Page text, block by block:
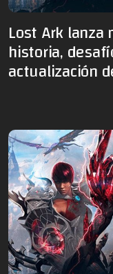
Lost Ark
historia,
actualización